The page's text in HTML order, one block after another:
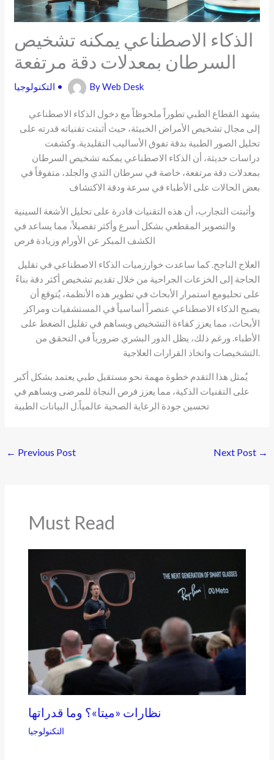
الذكاء الاصطناعي يمكنه تشخيص
السرطان بمعدلات دقة مرتفعة
التكنولوجيا • ByWeb Desk
يشهد القطاع الطبي تطوراً ملحوظاً مع دخول الذكاء الاصطناعي
إلى مجال تشخيص الأمراض الخبيثة، حيث أثبتت تقنياته قدرته على
تحليل الصور الطبية بدقة تفوق الأساليب التقليدية. وكشفت
دراسات حديثة، أن الذكاء الاصطناعي يمكنه تشخيص السرطان
بمعدلات دقة مرتفعة، خاصة في سرطان الثدي والجلد، متفوقاً في
بعض الحالات على الأطباء في سرعة ودقة الاكتشاف
وأثبتت التجارب، أن هذه التقنيات قادرة على تحليل الأشعة السينية
والتصوير المقطعي بشكل أسرع وأكثر تفصيلاً، مما يساعد في
الكشف المبكر عن الأورام وزيادة فرص
العلاج الناجح. كما ساعدت خوارزميات الذكاء الاصطناعي في تقليل
الحاجة إلى الخزعات الجراحية من خلال تقديم تشخيص أكثر دقة بناءً
على تحليومع استمرار الأبحاث في تطوير هذه الأنظمة، يُتوقع أن
يصبح الذكاء الاصطناعي عنصراً أساسياً في المستشفيات ومراكز
الأبحاث، مما يعزز كفاءة التشخيص ويساهم في تقليل الضغط على
الأطباء. ورغم ذلك، يظل الدور البشري ضرورياً في التحقق من
التشخيصات واتخاذ القرارات العلاجية.
يُمثل هذا التقدم خطوة مهمة نحو مستقبل طبي يعتمد بشكل أكبر
على التقنيات الذكية، مما يعزز فرص النجاة للمرضى ويساهم في
تحسين جودة الرعاية الصحية عالمياً.ل البيانات الطبية
← Previous Post Next Post →
Must Read
نظارات «ميتا»؟ وما قدراتها
التكنولوجيا